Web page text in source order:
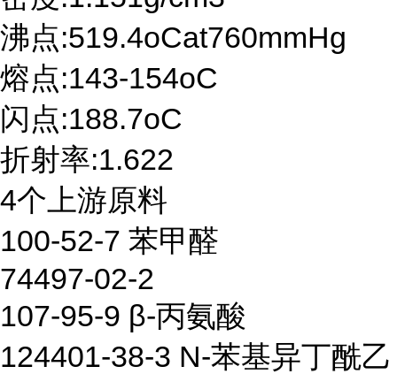
沸点:519.4oCat760mmHg
熔点:143-154oC
闪点:188.7oC
折射率:1.622
4个上游原料
100-52-7 苯甲醛
74497-02-2
107-95-9 β-丙氨酸
124401-38-3 N-苯基异丁酰乙